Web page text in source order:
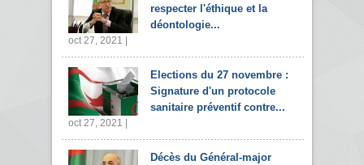
respecter l'éthique et la
déontologie...
oct 27, 2021 |
Elections du 27 novembre :
Signature d'un protocole
sanitaire préventif contre...
oct 27, 2021 |
Décès du Général-major